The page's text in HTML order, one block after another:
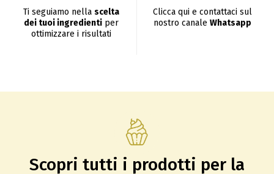
Ti seguiamo nella scelta
dei tuoi ingredienti per
ottimizzare i risultati
Clicca qui e contattaci sul
nostro canale Whatsapp
Scopri tutti i prodotti per la